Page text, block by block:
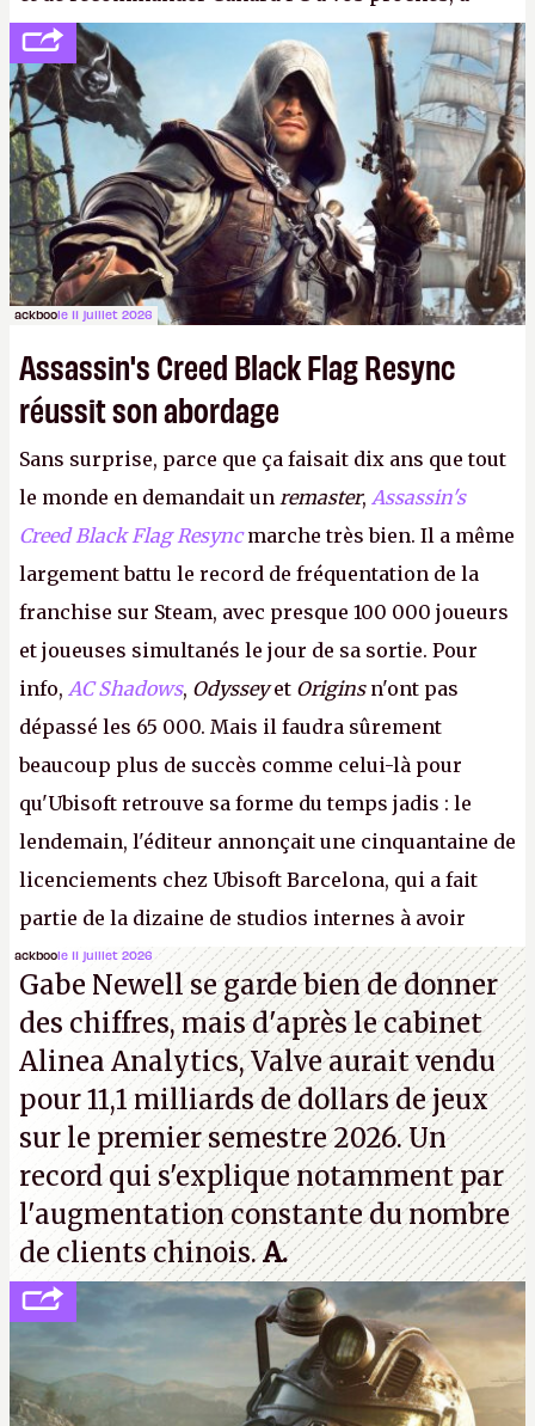
votre famille et aux inconnus que vous croisez
dans la rue. Bon été à tous ! –ER.
ackboole 11 juillet 2026
Assassin's Creed Black Flag Resync
réussit son abordage
Sans surprise, parce que ça faisait dix ans que tout
le monde en demandait un remaster, Assassin's
Creed Black Flag Resyncmarche très bien. Il a même
largement battu le record de fréquentation de la
franchise sur Steam, avec presque 100 000 joueurs
et joueuses simultanés le jour de sa sortie. Pour
info, AC Shadows, Odysseyet Originsn'ont pas
dépassé les 65 000. Mais il faudra sûrement
beaucoup plus de succès comme celui-là pour
qu'Ubisoft retrouve sa forme du temps jadis : le
lendemain, l'éditeur annonçait une cinquantaine de
licenciements chez Ubisoft Barcelona, qui a fait
partie de la dizaine de studios internes à avoir
travaillé sur cetAssassin's Creedsous la direction
d'Ubisoft Singapour.A.
ackboole 11 juillet 2026
Gabe Newell se garde bien de donner
des chiffres, mais d'après le cabinet
Alinea Analytics, Valve aurait vendu
pour 11,1 milliards de dollars de jeux
sur le premier semestre 2026. Un
record qui s'explique notamment par
l'augmentation constante du nombre
de clients chinois.A.